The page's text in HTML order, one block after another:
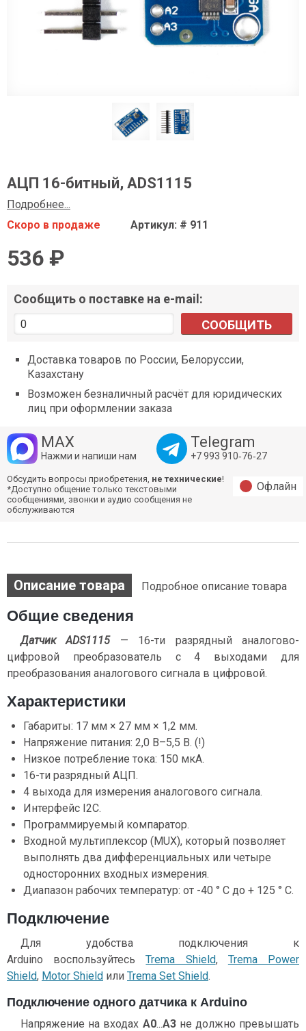
АЦП 16-битный, ADS1115
Подробнее...
Скоро в продаже
Артикул: # 911
536 ₽
Сообщить о поставке на e-mail:
СООБЩИТЬ
Доставка товаров по России, Белоруссии,
Казахстану
Возможен безналичный расчёт для юридических
лиц при оформлении заказа
MAX
Нажми и напиши нам
Telegram
+7 993 910‑76‑27
Обсудить вопросы приобретения, не технические!
*Доступно общение только текстовыми
сообщениями, звонки и аудио сообщения не
обслуживаются
Офлайн
Описание товара Подробное описание товара
Общие сведения
Датчик ADS1115— 16-ти разрядный аналогово-
цифровой преобразователь с 4 выходами для
преобразования аналогового сигнала в цифровой.
Характеристики
Габариты: 17 мм × 27 мм × 1,2 мм.
Напряжение питания: 2,0 В–5,5 В. (!)
Низкое потребление тока: 150 мкА.
16-ти разрядный АЦП.
4 выхода для измерения аналогового сигнала.
Интерфейс I2C.
Программируемый компаратор.
Входной мультиплексор (MUX), который позволяет
выполнять два дифференциальных или четыре
односторонних входных измерения.
Диапазон рабочих температур: от -40 ° C до + 125 ° C.
Подключение
Для удобства подключения к
Arduino воспользуйтесьTrema Shield, Trema Power
Shield, Motor Shield или Trema Set Shield.
Подключение одного датчика к Arduino
Напряжение на входах A0...A3не должно превышать